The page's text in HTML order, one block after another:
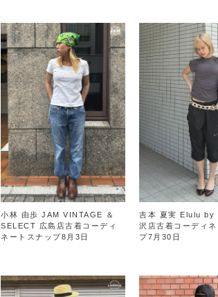
小林 由歩 JAM VINTAGE ＆
SELECT 広島店古着コーディ
ネートスナップ8月3日
吉本 夏実 Elulu by
沢店古着コーディネ
プ7月30日